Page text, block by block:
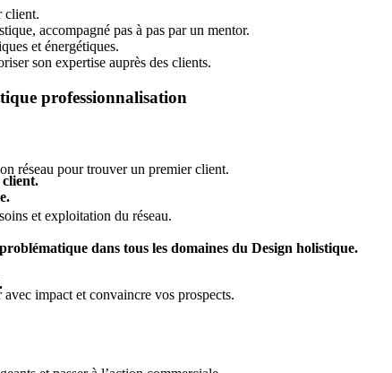
client.
accompagné pas à pas par un mentor.
et énergétiques.
son expertise auprès des clients.
professionnalisation
réseau pour trouver un premier client.
et exploitation du réseau.
impact et convaincre vos prospects.
dans tous les domaines du Design holistique.